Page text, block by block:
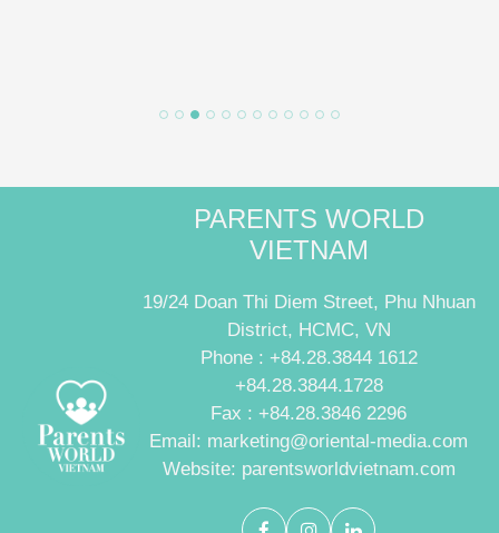
PARENTS WORLD
VIETNAM
19/24 Doan Thi Diem Street, Phu Nhuan
District, HCMC, VN
Phone : +84.28.3844 1612
+84.28.3844.1728
Fax : +84.28.3846 2296
Email: marketing@oriental-media.com
Website: parentsworldvietnam.com